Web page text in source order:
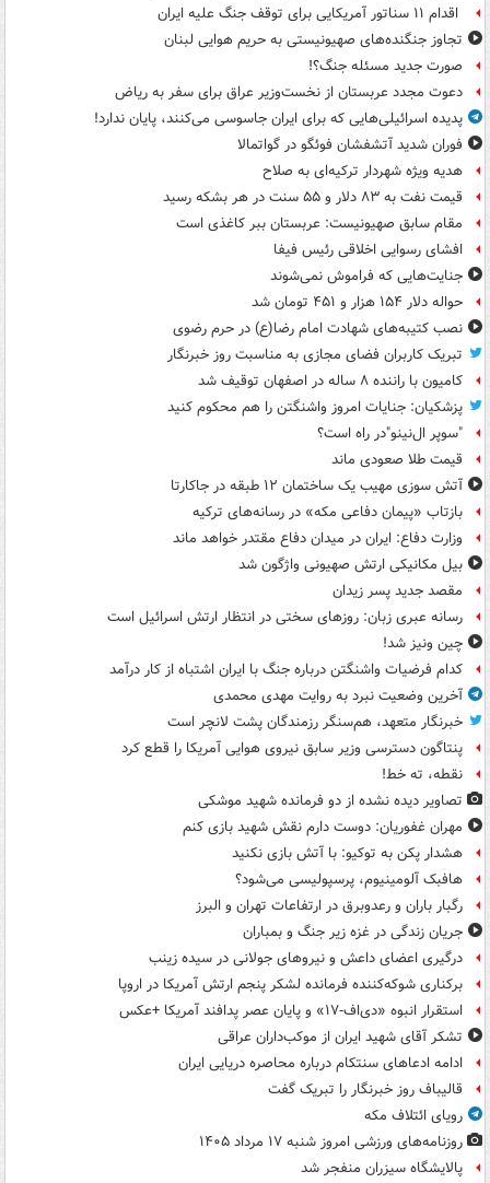
اقدام ۱۱ سناتور آمریکایی برای توقف جنگ علیه ایران
تجاوز جنگنده‌های صهیونیستی به حریم هوایی لبنان
صورت جدید مسئله جنگ؟!
دعوت مجدد عربستان از نخست‌وزیر عراق برای سفر به ریاض
پدیده اسرائیلی‌هایی که برای ایران جاسوسی می‌کنند، پایان ندارد!
فوران شدید آتشفشان فوئگو در گواتمالا
هدیه ویژه شهردار ترکیه‌ای به صلاح
قیمت نفت به ۸۳ دلار و ۵۵ سنت در هر بشکه رسید
مقام سابق صهیونیست: عربستان ببر کاغذی است
افشای رسوایی اخلاقی رئیس فیفا
جنایت‌هایی که فراموش نمی‌شوند
حواله دلار ۱۵۴ هزار و ۴۵۱ تومان شد
نصب کتیبه‌های شهادت امام رضا(ع) در حرم رضوی
تبریک کاربران فضای مجازی به مناسبت روز خبرنگار
کامیون با راننده ۸ ساله در اصفهان توقیف شد
پزشکیان: جنایات امروز واشنگتن را هم محکوم کنید
"سوپر ال‌نینو"در راه است؟
قیمت طلا صعودی ماند
آتش سوزی مهیب یک ساختمان ۱۲ طبقه در جاکارتا
بازتاب «پیمان دفاعی مکه» در رسانه‌های ترکیه
وزارت دفاع: ایران در میدان دفاع مقتدر خواهد ماند
بیل مکانیکی ارتش صهیونی واژگون شد
مقصد جدید پسر زیدان
رسانه عبری زبان: روزهای سختی در انتظار ارتش اسرائیل است
چین ونیز شد!
کدام فرضیات واشنگتن درباره جنگ با ایران اشتباه از کار درآمد
آخرین وضعیت نبرد به روایت مهدی محمدی
خبرنگار متعهد، هم‌سنگر رزمندگان پشت لانچر است
پنتاگون دسترسی وزیر سابق نیروی هوایی آمریکا را قطع کرد
نقطه، ته خط!
تصاویر دیده‌ نشده از دو فرمانده شهید موشکی
مهران غفوریان: دوست دارم نقش شهید بازی کنم
هشدار پکن به توکیو: با آتش بازی نکنید
هافبک آلومینیوم، پرسپولیسی می‌شود؟
رگبار باران و رعدوبرق در ارتفاعات تهران و البرز
جریان زندگی در غزه زیر جنگ و بمباران
درگیری اعضای داعش و نیروهای جولانی در سیده زینب
برکناری شوکه‌کننده فرمانده لشکر پنجم ارتش آمریکا در اروپا
استقرار انبوه «دی‌اف‑۱۷» و پایان عصر پدافند آمریکا +عکس
تشکر آقای شهید ایران از موکب‌داران عراقی
ادامه ادعاهای سنتکام درباره محاصره دریایی ایران
قالیباف روز خبرنگار را تبریک گفت
رویای ائتلاف مکه
روزنامه‌های ورزشی امروز ‌شنبه ۱۷ مرداد ۱۴۰۵
پالایشگاه سیزران منفجر شد